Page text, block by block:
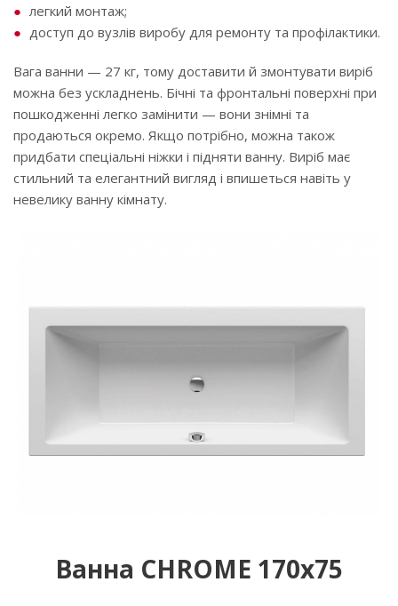
легкий монтаж;
доступ до вузлів виробу для ремонту та профілактики.
Вага ванни — 27 кг, тому доставити й змонтувати виріб
можна без ускладнень. Бічні та фронтальні поверхні при
пошкодженні легко замінити — вони знімні та
продаються окремо. Якщо потрібно, можна також
придбати спеціальні ніжки і підняти ванну. Виріб має
стильний та елегантний вигляд і впишеться навіть у
невелику ванну кімнату.
Ванна CHROME 170х75